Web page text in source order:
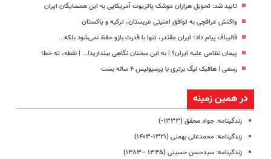
تایید شد: تحویل هزاران موشک پاتریوت آمریکایی به این همسایگان ایران
واکنش عراقچی به توافق امنیتی عربستان، ترکیه و پاکستان
قالیباف پیام داد؛ ایران مقتدر، تنها با قدرت بازو حفظ نمی‌شود بلکه...
پیمان نظامی علیه ایران؟ | به این سخنان نگاهی بیندازید!‌... | نقطه، ته خط!
رسمی | هافبک لیگ برتری با پرسپولیس ۴ ساله بست
در همین زمینه
زندگینامه: جواد محقق (۱۳۳۳-)
زندگینامه: محمدعلی بهمنی (۱۳۲۱-۱۴۰۳)
زندگینامه: سیدحسن حسینی (۱۳۳۵ –۱۳۸۳)